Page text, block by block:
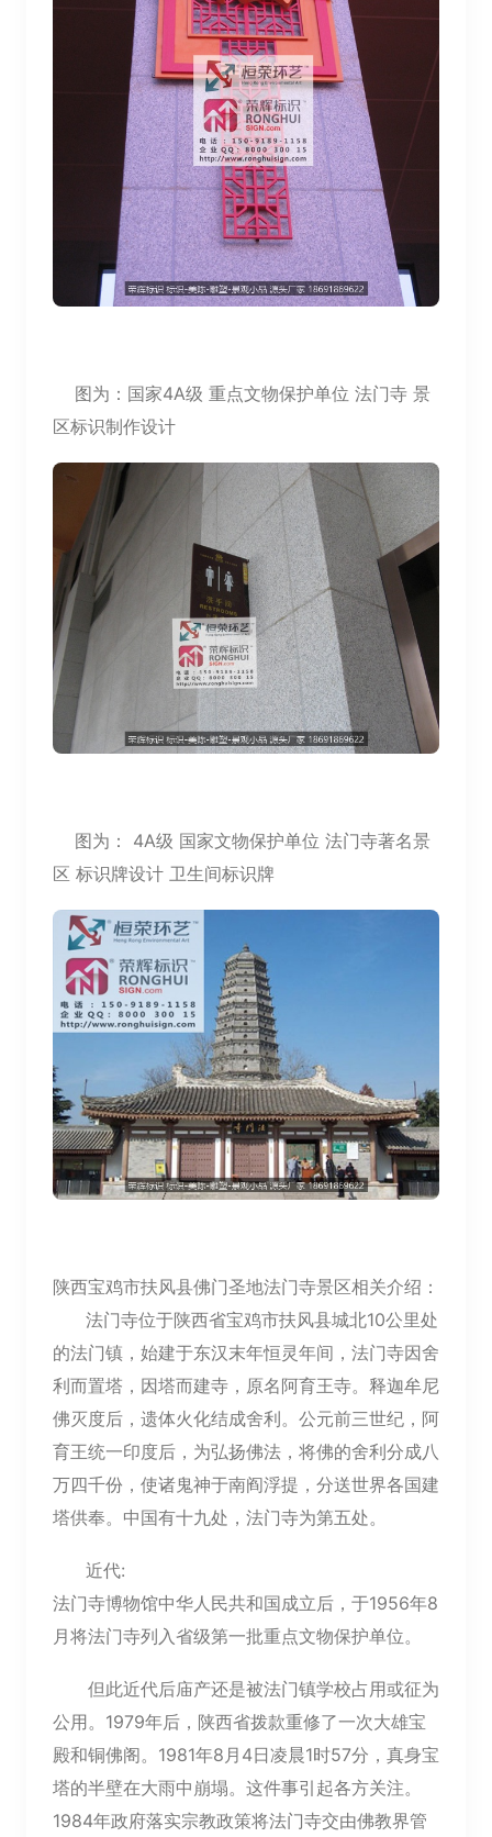
图为：国家4A级 重点文物保护单位 法门寺 景
区标识制作设计
图为： 4A级 国家文物保护单位 法门寺著名景
区 标识牌设计 卫生间标识牌
陕西宝鸡市扶风县佛门圣地法门寺景区相关介绍：
法门寺位于陕西省宝鸡市扶风县城北10公里处
的法门镇，始建于东汉末年恒灵年间，法门寺因舍
利而置塔，因塔而建寺，原名阿育王寺。释迦牟尼
佛灭度后，遗体火化结成舍利。公元前三世纪，阿
育王统一印度后，为弘扬佛法，将佛的舍利分成八
万四千份，使诸鬼神于南阎浮提，分送世界各国建
塔供奉。中国有十九处，法门寺为第五处。
近代:
法门寺博物馆中华人民共和国成立后，于1956年8
月将法门寺列入省级第一批重点文物保护单位。
但此近代后庙产还是被法门镇学校占用或征为
公用。1979年后，陕西省拨款重修了一次大雄宝
殿和铜佛阁。1981年8月4日凌晨1时57分，真身宝
塔的半壁在大雨中崩塌。这件事引起各方关注。
1984年政府落实宗教政策将法门寺交由佛教界管